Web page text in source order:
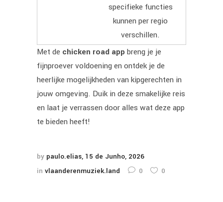
specifieke functies
kunnen per regio
verschillen.
Met de chicken road appbreng je je
fijnproever voldoening en ontdek je de
heerlijke mogelijkheden van kipgerechten in
jouw omgeving. Duik in deze smakelijke reis
en laat je verrassen door alles wat deze app
te bieden heeft!
by paulo.elias 15 de Junho, 2026
in vlaanderenmuziek.land 0 0